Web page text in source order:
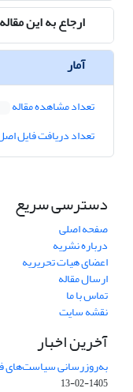
ارجاع به این مقاله
آمار
تعداد مشاهده مقاله
تعداد دریافت فایل
دسترسی سریع
صفحه اصلی
درباره نشریه
اعضای هیات تحریریه
ارسال مقاله
تماس با ما
نقشه سایت
آخرین اخبار
به‌روزرسانی
1405-02-13